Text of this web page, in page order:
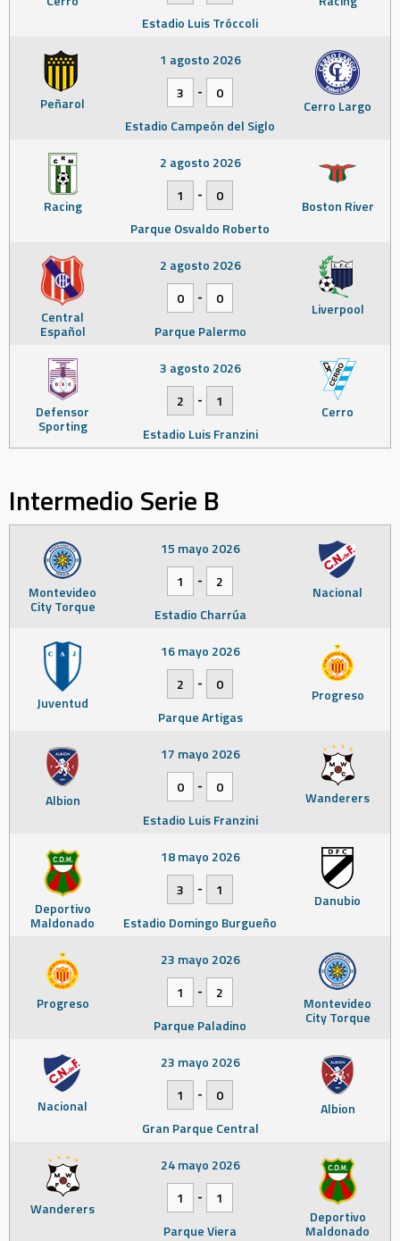
Estadio Luis Tróccoli
Peñarol Cerro Largo
1 agosto 2026
3
-
0
Estadio Campeón del Siglo
Racing Boston River
2 agosto 2026
1
-
0
Parque Osvaldo Roberto
Central
Español
Liverpool
2 agosto 2026
0
-
0
Parque Palermo
Defensor
Sporting
Cerro
3 agosto 2026
2
-
1
Estadio Luis Franzini
Intermedio Serie B
Montevideo
City Torque
Nacional
15 mayo 2026
1
-
2
Estadio Charrúa
Juventud Progreso
16 mayo 2026
2
-
0
Parque Artigas
Albion Wanderers
17 mayo 2026
0
-
0
Estadio Luis Franzini
Deportivo
Maldonado
Danubio
18 mayo 2026
3
-
1
Estadio Domingo Burgueño
Progreso Montevideo
City Torque
23 mayo 2026
1
-
2
Parque Paladino
Nacional Albion
23 mayo 2026
1
-
0
Gran Parque Central
Wanderers Deportivo
Maldonado
24 mayo 2026
1
-
1
Parque Viera